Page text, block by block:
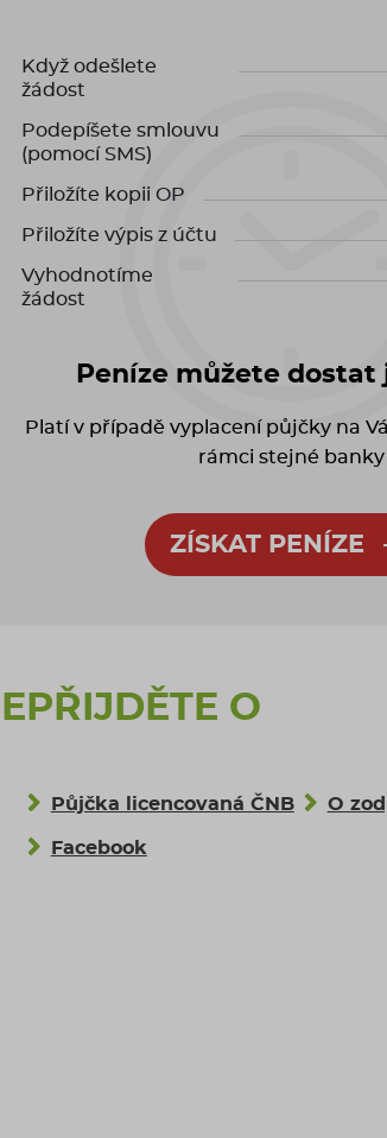
Když odešlete
žádost
Podepíšete smlouvu
(pomocí SMS)
Přiložíte kopii OP
Přiložíte výpis z účtu
Vyhodnotíme
žádost
Peníze můžete dostat
Platí v případě vyplacení půjčky na
rámci stejné banky
ZÍSKAT PENÍZE
O
Půjčka licencovaná ČNB O
Facebook